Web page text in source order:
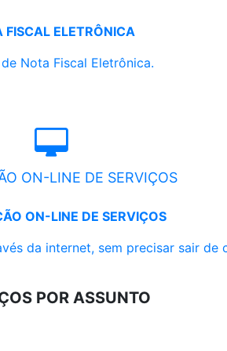
FISCAL ELETRÔNICA
Nota Fiscal Eletrônica.
ON-LINE DE SERVIÇOS
ON-LINE DE SERVIÇOS
da internet, sem precisar sair de
POR ASSUNTO